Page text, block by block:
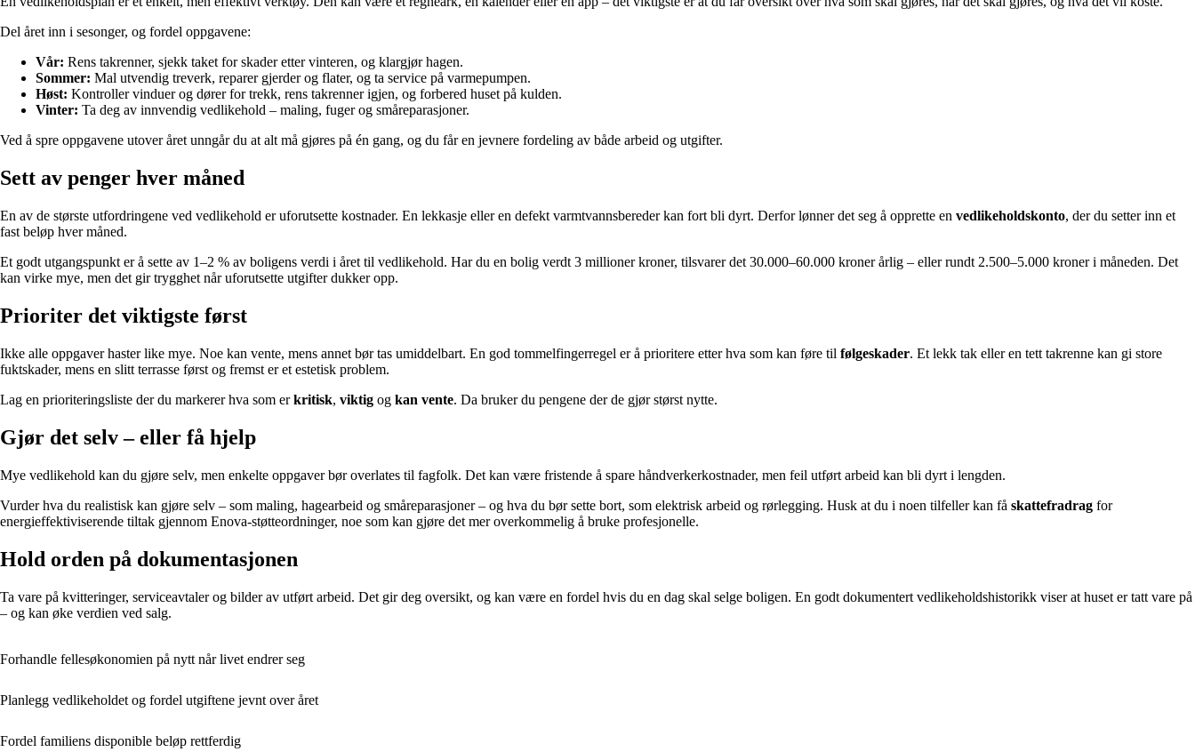
Del året inn i sesonger, og fordel oppgavene:
Vår: Rens takrenner, sjekk taket for skader etter vinteren, og klargjør hagen.
Sommer: Mal utvendig treverk, reparer gjerder og flater, og ta service på varmepumpen.
Høst: Kontroller vinduer og dører for trekk, rens takrenner igjen, og forbered huset på kulden.
Vinter: Ta deg av innvendig vedlikehold – maling, fuger og småreparasjoner.
Ved å spre oppgavene utover året unngår du at alt må gjøres på én gang, og du får en jevnere fordeling av både arbeid og utgifter.
Sett av penger hver måned
En av de største utfordringene ved vedlikehold er uforutsette kostnader. En lekkasje eller en defekt varmtvannsbereder kan fort bli dyrt. Derfor lønner det seg å opprette en vedlikeholdskonto, der du setter inn et
fast beløp hver måned.
Et godt utgangspunkt er å sette av 1–2 % av boligens verdi i året til vedlikehold. Har du en bolig verdt 3 millioner kroner, tilsvarer det 30.000–60.000 kroner årlig – eller rundt 2.500–5.000 kroner i måneden. Det
kan virke mye, men det gir trygghet når uforutsette utgifter dukker opp.
Prioriter det viktigste først
Ikke alle oppgaver haster like mye. Noe kan vente, mens annet bør tas umiddelbart. En god tommelfingerregel er å prioritere etter hva som kan føre til følgeskader. Et lekk tak eller en tett takrenne kan gi store
fuktskader, mens en slitt terrasse først og fremst er et estetisk problem.
Lag en prioriteringsliste der du markerer hva som erkritisk, viktig og kan vente. Da bruker du pengene der de gjør størst nytte.
Gjør det selv – eller få hjelp
Mye vedlikehold kan du gjøre selv, men enkelte oppgaver bør overlates til fagfolk. Det kan være fristende å spare håndverkerkostnader, men feil utført arbeid kan bli dyrt i lengden.
Vurder hva du realistisk kan gjøre selv – som maling, hagearbeid og småreparasjoner – og hva du bør sette bort, som elektrisk arbeid og rørlegging. Husk at du i noen tilfeller kan få skattefradrag for
energieffektiviserende tiltak gjennom Enova-støtteordninger, noe som kan gjøre det mer overkommelig å bruke profesjonelle.
Hold orden på dokumentasjonen
Ta vare på kvitteringer, serviceavtaler og bilder av utført arbeid. Det gir deg oversikt, og kan være en fordel hvis du en dag skal selge boligen. En godt dokumentert vedlikeholdshistorikk viser at huset er tatt vare på
– og kan øke verdien ved salg.
Forhandle fellesøkonomien på nytt når livet endrer seg
Planlegg vedlikeholdet og fordel utgiftene jevnt over året
Fordel familiens disponible beløp rettferdig